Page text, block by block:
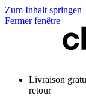
Zum Inhalt springen
Fermer fenêtre
Livraison
retour